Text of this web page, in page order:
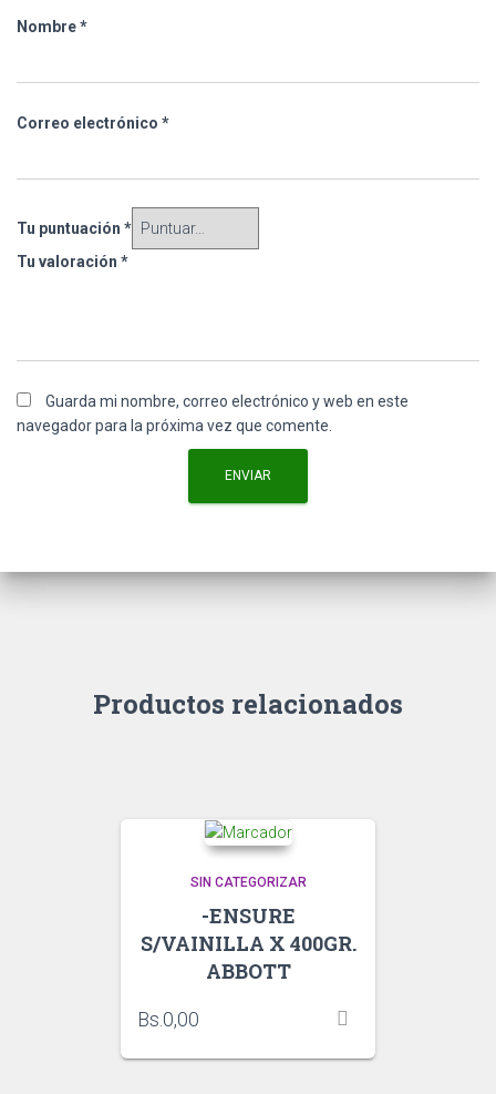
Nombre*
Correo electrónico *
Tu puntuación *
Tu valoración *
Guarda mi nombre, correo electrónico y web en este
navegador para la próxima vez que comente.
Productos relacionados
SIN CATEGORIZAR
-ENSURE
S/VAINILLA X 400GR.
ABBOTT
Bs.0,00